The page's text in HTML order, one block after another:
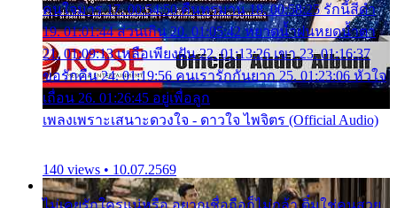
คนใจมาร 17. 00:54:50 คืนทรมาน 18. 00:58:25 รักนี้สีดำ
19. 01:01:44 ส่วนเกิน 20. 01:05:42 หยาดน้ำฝนหยดน้ำตา
21. 01:09:13 เหลือเพียงฝัน 22. 01:13:26 เขา 23. 01:16:37
ขอรักคืน 24. 01:19:56 คนเรารักกันยาก 25. 01:23:06 หัวใจ
เถื่อน 26. 01:26:45 อยู่เพื่อลูก
เพลงเพราะเสนาะดวงใจ - ดาวใจ ไพจิตร (Official Audio)
140 views • 10.07.2569
ไม่เคยรักใครแน่หรือ อยากเชื่อถือก็ไม่กล้า ติ๋มใช่คนสวย